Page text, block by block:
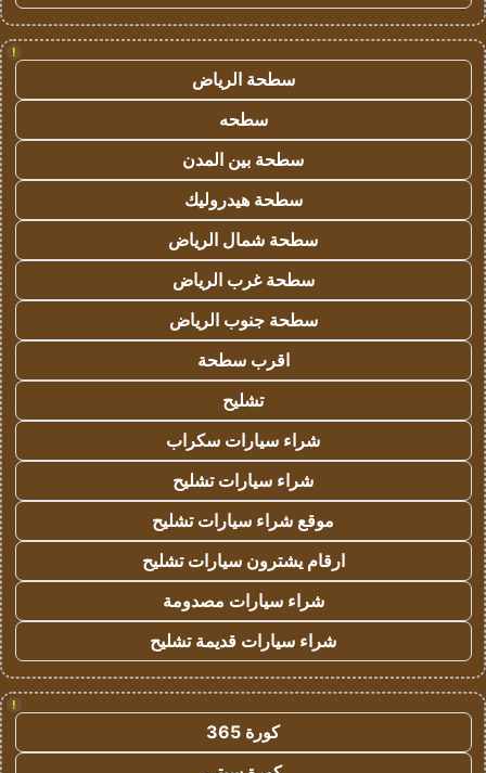
!
سطحة الرياض
سطحه
سطحة بين المدن
سطحة هيدروليك
سطحة شمال الرياض
سطحة غرب الرياض
سطحة جنوب الرياض
اقرب سطحة
تشليح
شراء سيارات سكراب
شراء سيارات تشليح
موقع شراء سيارات تشليح
ارقام يشترون سيارات تشليح
شراء سيارات مصدومة
شراء سيارات قديمة تشليح
!
كورة 365